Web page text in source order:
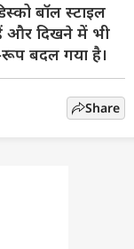
बॉल स्टाइल
और दिखने में भी
बदल गया है।
Share